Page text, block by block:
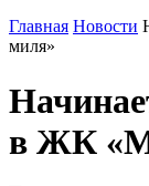
Главная Новости
миля»
в ЖК